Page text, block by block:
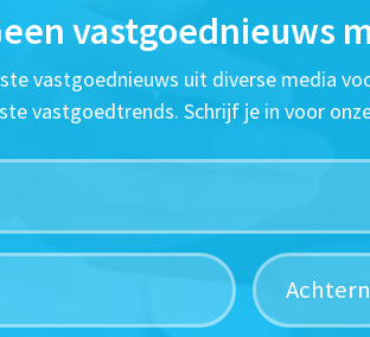
vastgoednieuws
vastgoednieuws uit diverse media
vastgoedtrends. Schrijf je in voor